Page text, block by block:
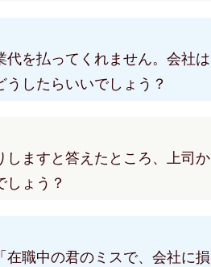
を払ってくれません。会社は
うしたらいいでしょう？
ますと答えたところ、上司か
しょう？
職中の君のミスで、会社に損